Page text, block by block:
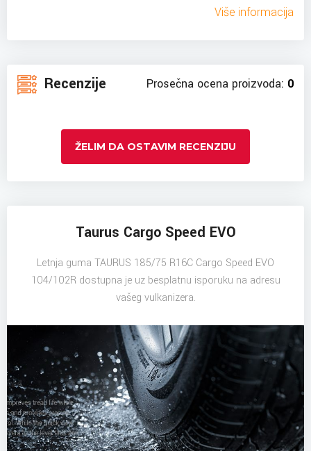
Više informacija
Recenzije Prosečna ocena proizvoda: 0
ŽELIM DA OSTAVIM RECENZIJU
Taurus Cargo Speed EVO
Letnja guma TAURUS 185/75 R16C Cargo Speed EVO
104/102R dostupna je uz besplatnu isporuku na adresu
vašeg vulkanizera.